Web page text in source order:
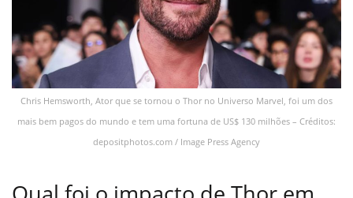
Chris Hemsworth, Ator que se tornou o Thor no Universo Marvel, foi um dos
mais bem pagos do mundo e tem uma fortuna de US$ 130 milhões – Créditos:
depositphotos.com / Image Press Agency